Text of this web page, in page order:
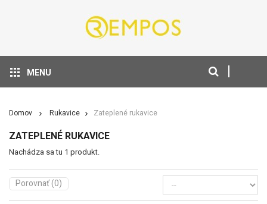
MENU
Domov Rukavice Zateplené rukavice
ZATEPLENÉ RUKAVICE
Nachádza sa tu 1 produkt.
Porovnať (0)